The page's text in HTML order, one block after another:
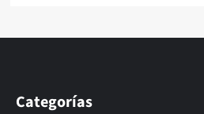
Categorías